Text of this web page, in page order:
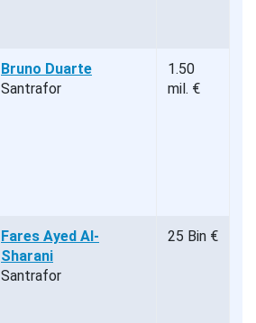
Bruno Duarte
Santrafor
1.50
mil. €
Fares Ayed Al-
Sharani
Santrafor
25 Bin €